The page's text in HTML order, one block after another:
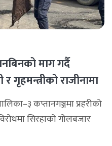
माग गर्दै
र गृहमन्त्रीको राजीनामा
कप्तानगञ्जमा प्रहरीको
सिरहाको गोलबजार
स्थानीयले प्रदर्शन गरेका